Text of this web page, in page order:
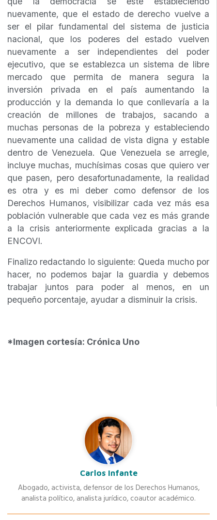
nuevamente, que el estado de derecho vuelve a
ser el pilar fundamental del sistema de justicia
nacional, que los poderes del estado vuelven
nuevamente a ser independientes del poder
ejecutivo, que se establezca un sistema de libre
mercado que permita de manera segura la
inversión privada en el país aumentando la
producción y la demanda lo que conllevaría a la
creación de millones de trabajos, sacando a
muchas personas de la pobreza y estableciendo
nuevamente una calidad de vista digna y estable
dentro de Venezuela. Que Venezuela se arregle,
incluye muchas, muchísimas cosas que quiero ver
que pasen, pero desafortunadamente, la realidad
es otra y es mi deber como defensor de los
Derechos Humanos, visibilizar cada vez más esa
población vulnerable que cada vez es más grande
a la crisis anteriormente explicada gracias a la
ENCOVI.
Finalizo redactando lo siguiente: Queda mucho por
hacer, no podemos bajar la guardia y debemos
trabajar juntos para poder al menos, en un
pequeño porcentaje, ayudar a disminuir la crisis.
*Imagen cortesía: Crónica Uno
Carlos Infante
Abogado, activista, defensor de los Derechos Humanos,
analista político, analista jurídico, coautor académico.